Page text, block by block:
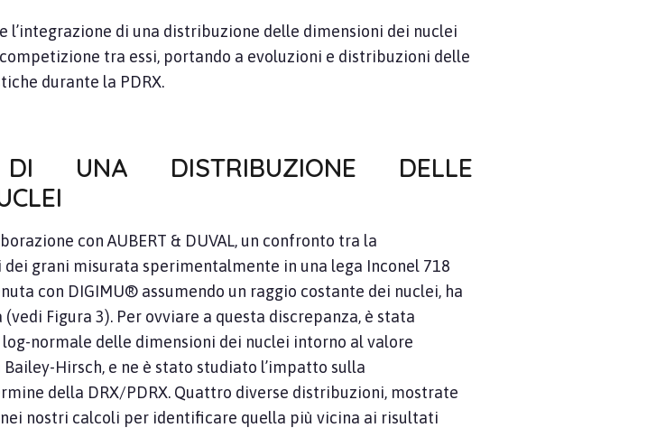
l’integrazione di una distribuzione delle dimensioni dei nuclei
tra essi, portando a evoluzioni e distribuzioni delle
durante la PDRX.
DI UNA DISTRIBUZIONE DELLE
con AUBERT & DUVAL, un confronto tra la
grani misurata sperimentalmente in una lega Inconel 718
con DIGIMU® assumendo un raggio costante dei nuclei, ha
Figura 3). Per ovviare a questa discrepanza, è stata
normale delle dimensioni dei nuclei intorno al valore
Hirsch, e ne è stato studiato l’impatto sulla
della DRX/PDRX. Quattro diverse distribuzioni, mostrate
nostri calcoli per identificare quella più vicina ai risultati